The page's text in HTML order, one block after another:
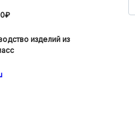
изделий из